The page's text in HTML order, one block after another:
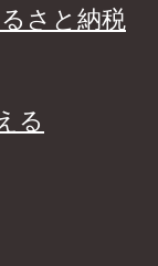
さと納税
る